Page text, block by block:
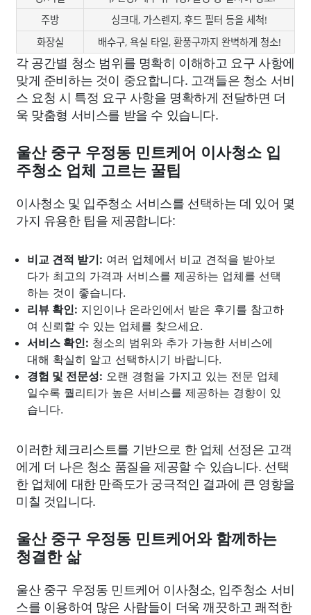
주방
싱크대, 가스렌지, 후드 필터 등을 세척!
화장실
배수구, 욕실 타일, 환풍구까지 완벽하게 청소!
각 공간별 청소 범위를 명확히 이해하고 요구 사항에
맞게 준비하는 것이 중요합니다. 고객들은 청소 서비
스 요청 시 특정 요구 사항을 명확하게 전달하면 더
욱 맞춤형 서비스를 받을 수 있습니다.
울산 중구 우정동 민트케어 이사청소 입
주청소 업체 고르는 꿀팁
이사청소 및 입주청소 서비스를 선택하는 데 있어 몇
가지 유용한 팁을 제공합니다:
비교 견적 받기: 여러 업체에서 비교 견적을 받아보
다가 최고의 가격과 서비스를 제공하는 업체를 선택
하는 것이 좋습니다.
리뷰 확인: 지인이나 온라인에서 받은 후기를 참고하
여 신뢰할 수 있는 업체를 찾으세요.
서비스 확인: 청소의 범위와 추가 가능한 서비스에
대해 확실히 알고 선택하시기 바랍니다.
경험 및 전문성: 오랜 경험을 가지고 있는 전문 업체
일수록 퀄리티가 높은 서비스를 제공하는 경향이 있
습니다.
이러한 체크리스트를 기반으로 한 업체 선정은 고객
에게 더 나은 청소 품질을 제공할 수 있습니다. 선택
한 업체에 대한 만족도가 궁극적인 결과에 큰 영향을
미칠 것입니다.
울산 중구 우정동 민트케어와 함께하는
청결한 삶
울산 중구 우정동 민트케어 이사청소, 입주청소 서비
스를 이용하여 많은 사람들이 더욱 깨끗하고 쾌적한